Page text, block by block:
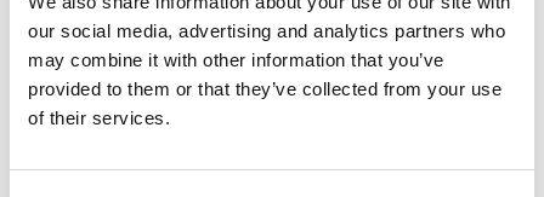
our social media, advertising and analytics partners who
may combine it with other information that you’ve
provided to them or that they’ve collected from your use
of their services.
9,10 €
6,18 €